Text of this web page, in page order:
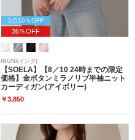
2点10％OFF
36％OFF
INGNI(イング)
【SOELA】【8／10 24時までの限定
価格】金ボタンミラノリブ半袖ニット
カーディガン(アイボリー)
￥3,850